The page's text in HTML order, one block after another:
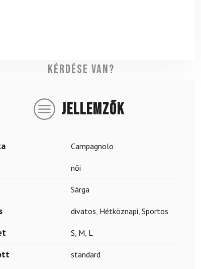
Kérdése van?
JELLEMZŐK
Campagnolo
női
Sárga
divatos, Hétköznapi, Sportos
S, M, L
standard